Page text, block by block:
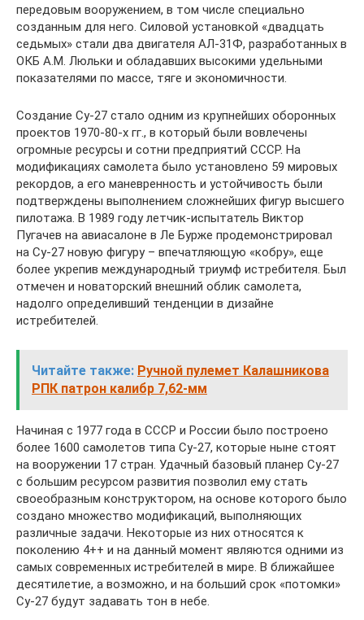
передовым вооружением, в том числе специально
созданным для него. Силовой установкой «двадцать
седьмых» стали два двигателя АЛ-31Ф, разработанных в
ОКБ А.М. Люльки и обладавших высокими удельными
показателями по массе, тяге и экономичности.
Создание Су-27 стало одним из крупнейших оборонных
проектов 1970-80-х гг., в который были вовлечены
огромные ресурсы и сотни предприятий СССР. На
модификациях самолета было установлено 59 мировых
рекордов, а его маневренность и устойчивость были
подтверждены выполнением сложнейших фигур высшего
пилотажа. В 1989 году летчик-испытатель Виктор
Пугачев на авиасалоне в Ле Бурже продемонстрировал
на Су-27 новую фигуру – впечатляющую «кобру», еще
более укрепив международный триумф истребителя. Был
отмечен и новаторский внешний облик самолета,
надолго определивший тенденции в дизайне
истребителей.
Читайте также: Ручной пулемет Калашникова
РПК патрон калибр 7,62-мм
Начиная с 1977 года в СССР и России было построено
более 1600 самолетов типа Су-27, которые ныне стоят
на вооружении 17 стран. Удачный базовый планер Су-27
с большим ресурсом развития позволил ему стать
своеобразным конструктором, на основе которого было
создано множество модификаций, выполняющих
различные задачи. Некоторые из них относятся к
поколению 4++ и на данный момент являются одними из
самых современных истребителей в мире. В ближайшее
десятилетие, а возможно, и на больший срок «потомки»
Су-27 будут задавать тон в небе.